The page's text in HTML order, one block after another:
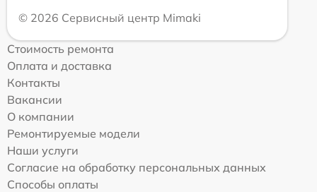
© 2026 Сервисный центр Mimaki
Стоимость ремонта
Оплата и доставка
Контакты
Вакансии
О компании
Ремонтируемые модели
Наши услуги
Согласие на обработку персональных данных
Способы оплаты